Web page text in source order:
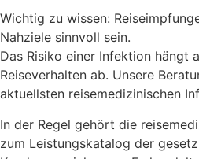
Wichtig zu wissen:
Nahziele sinnvoll sein.
Das Risiko einer Infektion hängt
Reiseverhalten ab. Unsere
aktuellsten reisemedizinischen
In der Regel gehört die
zum Leistungskatalog der